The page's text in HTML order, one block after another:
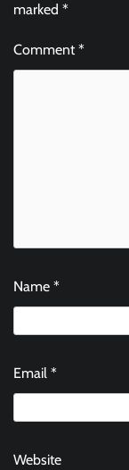
marked *
Comment*
Name *
Email *
Website